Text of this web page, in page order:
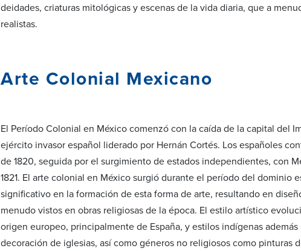
deidades, criaturas mitológicas y escenas de la vida diaria, que a
realistas.
Arte Colonial Mexicano
El Período Colonial en México comenzó con la caída de la capital del
ejército invasor español liderado por Hernán Cortés. Los españoles
de 1820, seguida por el surgimiento de estados independientes, con
1821. El arte colonial en México surgió durante el período del dominio
significativo en la formación de esta forma de arte, resultando en
menudo vistos en obras religiosas de la época. El estilo artístico
origen europeo, principalmente de España, y estilos indígenas
decoración de iglesias, así como géneros no religiosos como pinturas